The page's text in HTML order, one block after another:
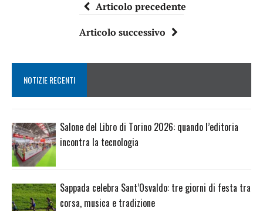
Articolo precedente
Articolo successivo
NOTIZIE RECENTI
Salone del Libro di Torino 2026: quando l’editoria
incontra la tecnologia
Sappada celebra Sant’Osvaldo: tre giorni di festa tra
corsa, musica e tradizione